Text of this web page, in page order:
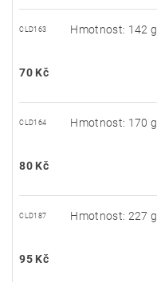
CLD163 Hmotnost: 142 g
70 Kč
CLD164 Hmotnost: 170 g
80 Kč
CLD187 Hmotnost: 227 g
95 Kč